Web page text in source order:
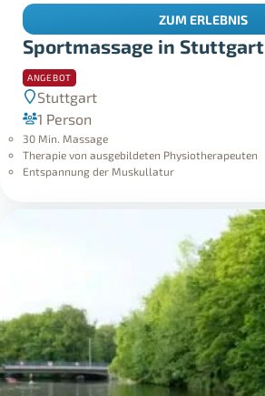
Sportmassage in Stuttgart
ANGEBOT
Stuttgart
1 Person
30 Min. Massage
Therapie von ausgebildeten Physiotherapeuten
Entspannung der Muskullatur
ZUM ERLEBNIS